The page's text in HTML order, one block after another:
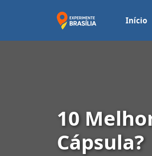
Início
10
Cápsula?